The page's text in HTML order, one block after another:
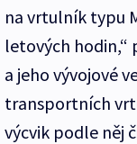
na vrtulník typu
letových hodin,“
a jeho vývojové
transportních
výcvik podle něj